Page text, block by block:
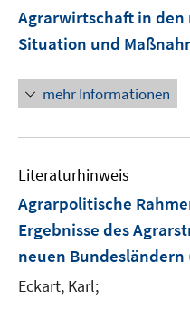
Agrarwirtschaft in den
Situation und
mehr Informationen
Literaturhinweis
Agrarpolitische
Ergebnisse des
neuen Bundesländern
Eckart, Karl;